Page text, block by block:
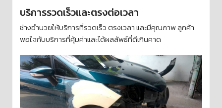
บริการรวดเร็วและตรงต่อเวลา
ช่างอำนวยให้บริการที่รวดเร็ว ตรงเวลา และมีคุณภาพ ลูกค้า
พอใจกับบริการที่คุ้มค่าและได้ผลลัพธ์ที่ดีเกินคาด